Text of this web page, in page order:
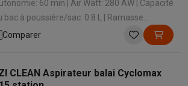
60 min | Air Watt: 280 AW | Capacité
bac à poussière/sac: 0.8 L | Ramasse
intégré: Oui | Temps de charge: 198 min
Comparer
CLEAN Aspirateur balai Cyclomax